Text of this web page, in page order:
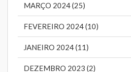
MARÇO 2024 (25)
FEVEREIRO 2024 (10)
JANEIRO 2024 (11)
DEZEMBRO 2023 (2)